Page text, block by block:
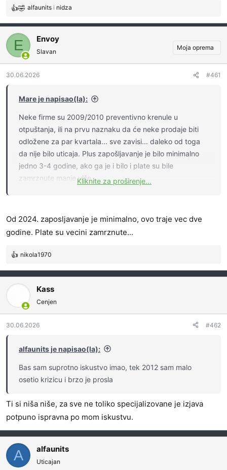
R
e
n
alfaunits i nidza
E Envoy
Slavan
Moja oprema
30.06.2026 #461
Mare je napisao(la):
Neke firme su 2009/2010 preventivno krenule u
otpuštanja, ili na prvu naznaku da će neke prodaje biti
odložene za par kvartala... sve zavisi... daleko od toga
da nije bilo uticaja. Plus zapošljavanje je bilo minimalno
jedno 3-4 godine, ako ga je i bilo i plate su bile
zamrznute manje više...Kliknite za proširenje...
Od 2024. zaposljavanje je minimalno, ovo traje vec dve
godine. Plate su vecini zamrznute...
R
a
g
v
a
n
nikola1970
Kass
Cenjen
30.06.2026 #462
alfaunits je napisao(la):
Bas sam suprotno iskustvo imao, tek 2012 sam malo
osetio krizicu i brzo je prosla
Ti si niša niše, za sve ne toliko specijalizovane je izjava
potpuno ispravna po mom iskustvu.
A alfaunits
Uticajan